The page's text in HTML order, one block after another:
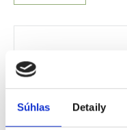
Súhlas Detaily